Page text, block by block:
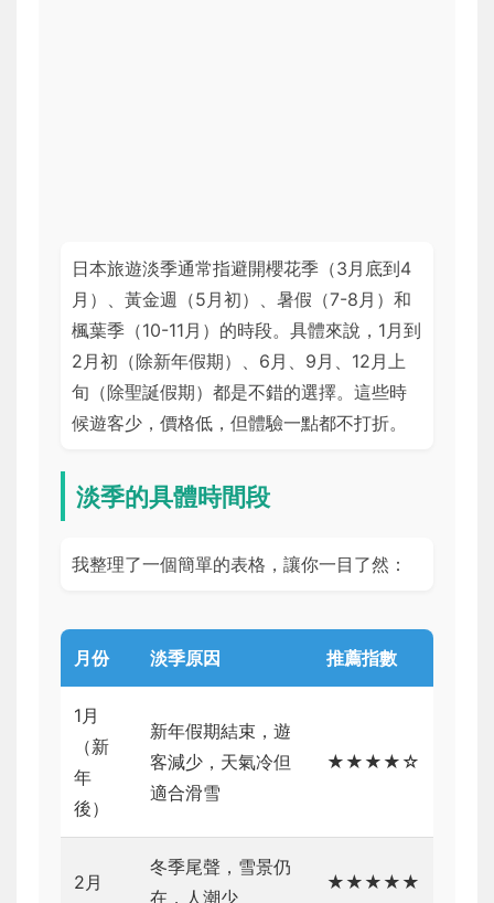
日本旅遊淡季通常指避開櫻花季（3月底到4
月）、黃金週（5月初）、暑假（7-8月）和
楓葉季（10-11月）的時段。具體來說，1月到
2月初（除新年假期）、6月、9月、12月上
旬（除聖誕假期）都是不錯的選擇。這些時
候遊客少，價格低，但體驗一點都不打折。
淡季的具體時間段
我整理了一個簡單的表格，讓你一目了然：
月份 淡季原因 推薦指數
1月
（新
年
後）
新年假期結束，遊
客減少，天氣冷但
適合滑雪
★★★★☆
2月
冬季尾聲，雪景仍
在，人潮少
★★★★★